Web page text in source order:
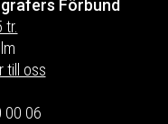
Förbund
tr.
till oss
00 06